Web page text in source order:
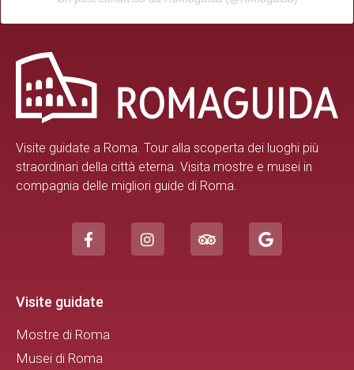
Visite guidate a Roma. Tour alla scoperta dei luoghi più
straordinari della città eterna. Visita mostre e musei in
compagnia delle migliori guide di Roma.
Visite guidate
Mostre di Roma
Musei di Roma